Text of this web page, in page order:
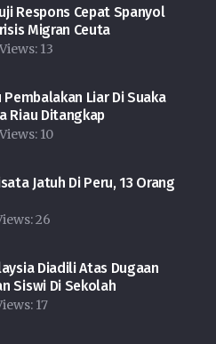
Respons Cepat Spanyol
Migran Ceuta
Views: 13
Pembalakan Liar Di Suaka
Riau Ditangkap
Views: 10
Jatuh Di Peru, 13 Orang
26
Diadili Atas Dugaan
Siswi Di Sekolah
17